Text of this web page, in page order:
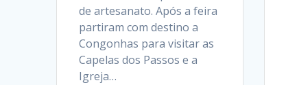
de artesanato. Após a feira
partiram com destino a
Congonhas para visitar as
Capelas dos Passos e a
Igreja…